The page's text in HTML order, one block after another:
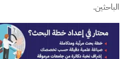
الباحثين.